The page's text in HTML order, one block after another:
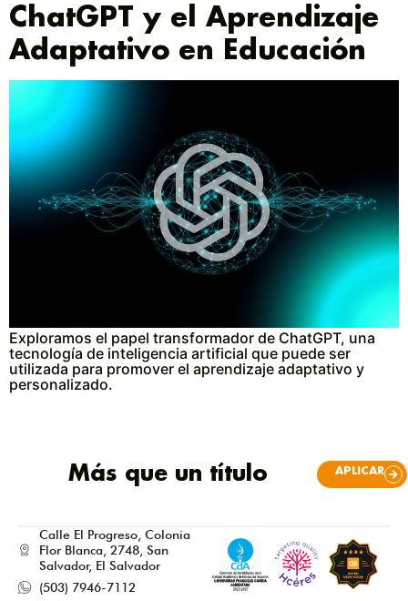
ChatGPT y el Aprendizaje
Adaptativo en Educación
Exploramos el papel transformador de ChatGPT, una
tecnología de inteligencia artificial que puede ser
utilizada para promover el aprendizaje adaptativo y
personalizado.
Más que un título APLICAR
Calle El Progreso, Colonia
Flor Blanca, 2748, San
Salvador, El Salvador
(503) 7946-7112